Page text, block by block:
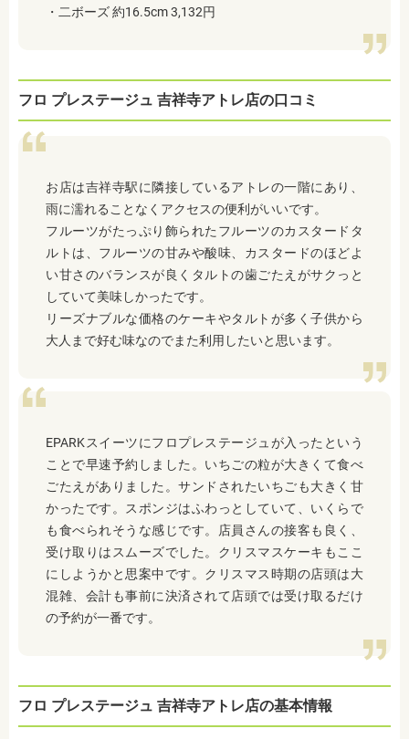
・二ボーズ約16.5cm 3,132円
フロ プレステージュ 吉祥寺アトレ店の口コミ
お店は吉祥寺駅に隣接しているアトレの一階にあり、
雨に濡れることなくアクセスの便利がいいです。
フルーツがたっぷり飾られたフルーツのカスタードタ
ルトは、フルーツの甘みや酸味、カスタードのほどよ
い甘さのバランスが良くタルトの歯ごたえがサクっと
していて美味しかったです。
リーズナブルな価格のケーキやタルトが多く子供から
大人まで好む味なのでまた利用したいと思います。
EPARKスイーツにフロプレステージュが入ったという
ことで早速予約しました。いちごの粒が大きくて食べ
ごたえがありました。サンドされたいちごも大きく甘
かったです。スポンジはふわっとしていて、いくらで
も食べられそうな感じです。店員さんの接客も良く、
受け取りはスムーズでした。クリスマスケーキもここ
にしようかと思案中です。クリスマス時期の店頭は大
混雑、会計も事前に決済されて店頭では受け取るだけ
の予約が一番です。
フロ プレステージュ 吉祥寺アトレ店の基本情報